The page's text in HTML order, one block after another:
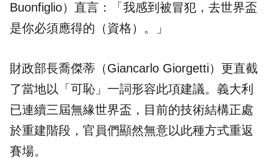
Buonfiglio）直言：「我感到被冒犯，去世界盃
是你必須應得的（資格）。」
財政部長喬傑蒂（Giancarlo Giorgetti）更直截
了當地以「可恥」一詞形容此項建議。義大利
已連續三屆無緣世界盃，目前的技術結構正處
於重建階段，官員們顯然無意以此種方式重返
賽場。